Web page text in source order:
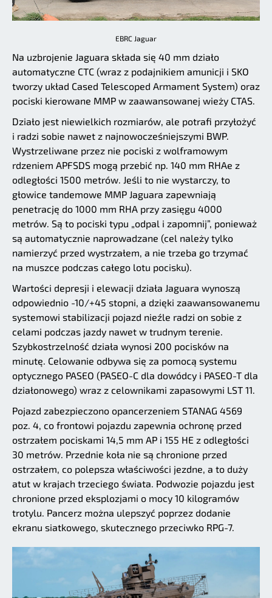
EBRC Jaguar
Na uzbrojenie Jaguara składa się 40 mm działo
automatyczne CTC (wraz z podajnikiem amunicji i SKO
tworzy układ Cased Telescoped Armament System) oraz
pociski kierowane MMP w zaawansowanej wieży CTAS.
Działo jest niewielkich rozmiarów, ale potrafi przyłożyć
i radzi sobie nawet z najnowocześniejszymi BWP.
Wystrzeliwane przez nie pociski z wolframowym
rdzeniem APFSDS mogą przebić np. 140 mm RHAe z
odległości 1500 metrów. Jeśli to nie wystarczy, to
głowice tandemowe MMP Jaguara zapewniają
penetrację do 1000 mm RHA przy zasięgu 4000
metrów. Są to pociski typu „odpal i zapomnij”, ponieważ
są automatycznie naprowadzane (cel należy tylko
namierzyć przed wystrzałem, a nie trzeba go trzymać
na muszce podczas całego lotu pocisku).
Wartości depresji i elewacji działa Jaguara wynoszą
odpowiednio -10/+45 stopni, a dzięki zaawansowanemu
systemowi stabilizacji pojazd nieźle radzi on sobie z
celami podczas jazdy nawet w trudnym terenie.
Szybkostrzelność działa wynosi 200 pocisków na
minutę. Celowanie odbywa się za pomocą systemu
optycznego PASEO (PASEO-C dla dowódcy i PASEO-T dla
działonowego) wraz z celownikami zapasowymi LST 11.
Pojazd zabezpieczono opancerzeniem STANAG 4569
poz. 4, co frontowi pojazdu zapewnia ochronę przed
ostrzałem pociskami 14,5 mm AP i 155 HE z odległości
30 metrów. Przednie koła nie są chronione przed
ostrzałem, co polepsza właściwości jezdne, a to duży
atut w krajach trzeciego świata. Podwozie pojazdu jest
chronione przed eksplozjami o mocy 10 kilogramów
trotylu. Pancerz można ulepszyć poprzez dodanie
ekranu siatkowego, skutecznego przeciwko RPG-7.